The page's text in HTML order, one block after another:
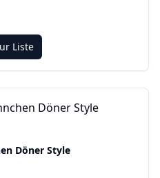
Liste
Döner Style